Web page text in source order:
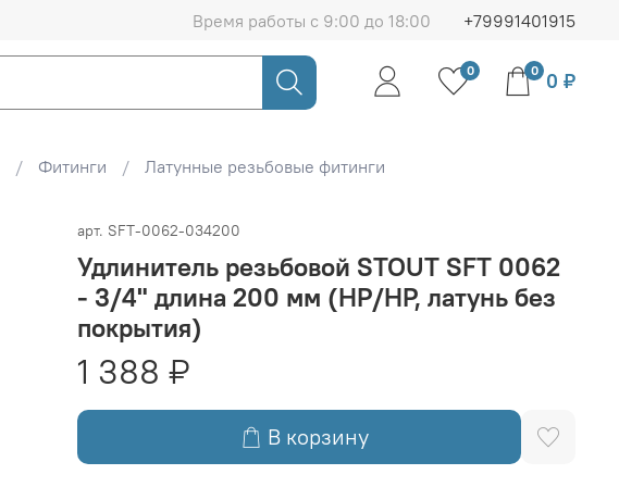
Время работы с 9:00 до 18:00 +79991401915
0 0 0 ₽
Фитинги Латунные резьбовые фитинги
арт. SFT-0062-034200
Удлинитель резьбовой STOUT SFT 0062
- 3/4" длина 200 мм (НР/НР, латунь без
покрытия)
1 388 ₽
В корзину